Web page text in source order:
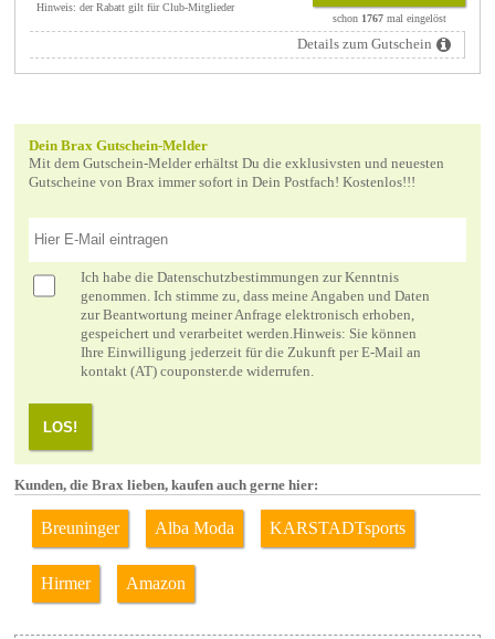
Hinweis: der Rabatt gilt für Club-Mitglieder
schon 1767mal eingelöst
Details zum Gutschein
Dein Brax Gutschein-Melder
Mit dem Gutschein-Melder erhältst Du die exklusivsten und neuesten
Gutscheine von Brax immer sofort in Dein Postfach! Kostenlos!!!
Ich habe die Datenschutzbestimmungen zur Kenntnis
genommen. Ich stimme zu, dass meine Angaben und Daten
zur Beantwortung meiner Anfrage elektronisch erhoben,
gespeichert und verarbeitet werden.Hinweis: Sie können
Ihre Einwilligung jederzeit für die Zukunft per E-Mail an
kontakt (AT) couponster.de widerrufen.
LOS!
Kunden, die Brax lieben, kaufen auch gerne hier:
Breuninger Alba Moda KARSTADTsports
Hirmer Amazon